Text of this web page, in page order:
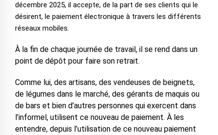
décembre 2025, il accepte, de la part de ses clients qui le
désirent, le paiement électronique à travers les différents
réseaux mobiles.
À la fin de chaque journée de travail, il se rend dans un
point de dépôt pour faire son retrait.
Comme lui, des artisans, des vendeuses de beignets,
de légumes dans le marché, des gérants de maquis ou
de bars et bien d’autres personnes qui exercent dans
l’informel, utilisent ce nouveau de paiement. À les
entendre, depuis l’utilisation de ce nouveau paiement